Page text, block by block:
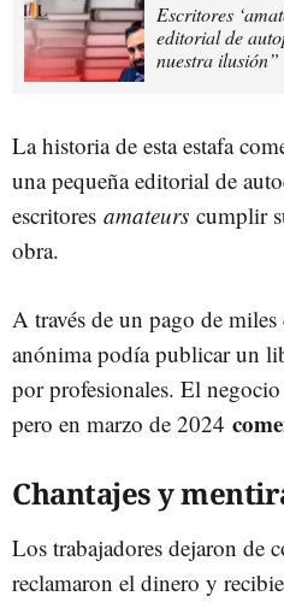
Escritores
editorial de
nuestra ilusión”
La historia de esta estafa
una pequeña editorial de
escritores amateurs cumplir
obra.
A través de un pago de
anónima podía publicar un
por profesionales. El
pero en marzo de 2024
Chantajes y
Los trabajadores dejaron de
reclamaron el dinero y